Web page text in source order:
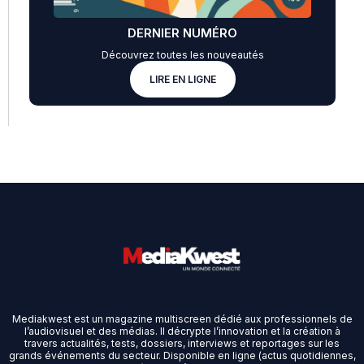
DERNIER NUMÉRO
Découvrez toutes les nouveautés
LIRE EN LIGNE
Mediakwest est un magazine multiscreen dédié aux professionnels de
l’audiovisuel et des médias. Il décrypte l’innovation et la création à
travers actualités, tests, dossiers, interviews et reportages sur les
grands événements du secteur. Disponible en ligne (actus quotidiennes,